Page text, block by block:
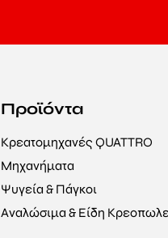
Προϊόντα
Κρεατομηχανές QUATTRO
Μηχανήματα
Ψυγεία & Πάγκοι
Αναλώσιμα & Είδη